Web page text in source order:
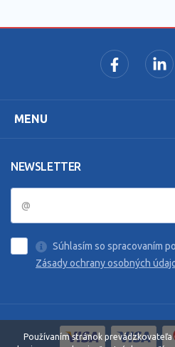
MENU
NEWSLETTER
Súhlasím so spracovaním
Zásady ochrany osobných
Používaním stránok prevádzkovateľa